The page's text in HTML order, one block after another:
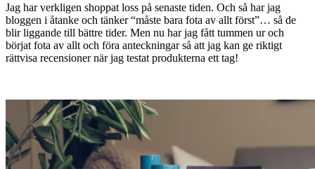
Jag har verkligen shoppat loss på senaste tiden. Och så har jag
bloggen i åtanke och tänker “måste bara fota av allt först”… så de
blir liggande till bättre tider. Men nu har jag fått tummen ur och
börjat fota av allt och föra anteckningar så att jag kan ge riktigt
rättvisa recensioner när jag testat produkterna ett tag!